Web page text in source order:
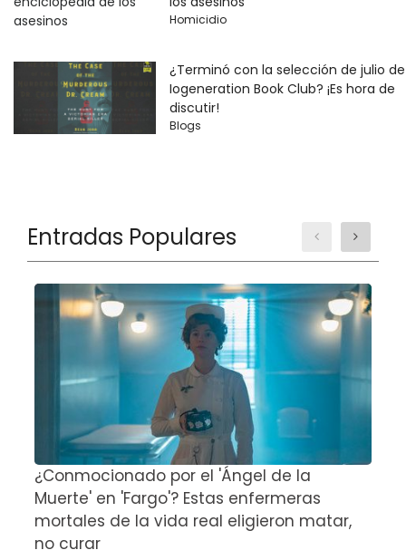
Homicidio
¿Terminó con la selección de julio de
Iogeneration Book Club? ¡Es hora de
discutir!
Blogs
Entradas Populares
¿Conmocionado por el 'Ángel de la
Muerte' en 'Fargo'? Estas enfermeras
mortales de la vida real eligieron matar,
no curar